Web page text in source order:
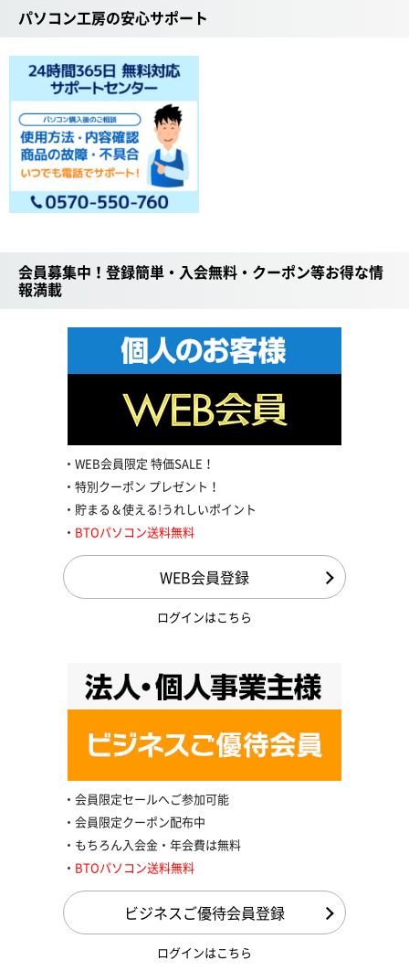
パソコン工房の安心サポート
会員募集中！登録簡単・入会無料・クーポン等お得な情
報満載
WEB会員限定 特価SALE！
特別クーポン プレゼント！
貯まる＆使える!うれしいポイント
BTOパソコン送料無料
WEB会員登録
ログインはこちら
会員限定セールへご参加可能
会員限定クーポン配布中
もちろん入会金・年会費は無料
BTOパソコン送料無料
ビジネスご優待会員登録
ログインはこちら